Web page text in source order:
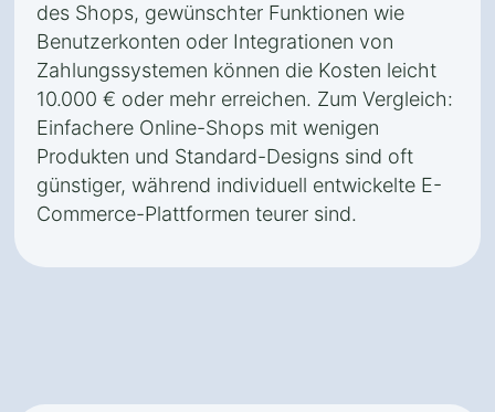
des Shops, gewünschter Funktionen wie
Benutzerkonten oder Integrationen von
Zahlungssystemen können die Kosten leicht
10.000 € oder mehr erreichen. Zum Vergleich:
Einfachere Online-Shops mit wenigen
Produkten und Standard-Designs sind oft
günstiger, während individuell entwickelte E-
Commerce-Plattformen teurer sind.